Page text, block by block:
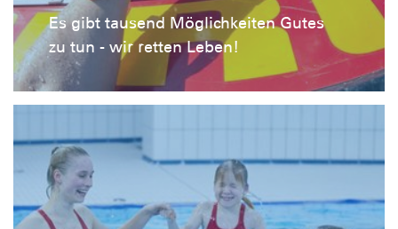
Es gibt tausend Möglichkeiten Gutes
zu tun - wir retten Leben!